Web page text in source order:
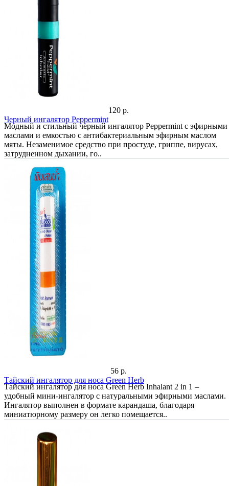
120 р.
Черный ингалятор Peppermint
Модный и стильный черный ингалятор Peppermint с эфирными
маслами и емкостью с антибактериальным эфирным маслом
мяты. Незаменимое средство при простуде, гриппе, вирусах,
затрудненном дыхании, го..
56 р.
Тайский ингалятор для носа Green Herb
Тайский ингалятор для носа Green Herb Inhalant 2 in 1 –
удобный мини-ингалятор с натуральными эфирными маслами.
Ингалятор выполнен в формате карандаша, благодаря
миниатюрному размеру он легко помещается..